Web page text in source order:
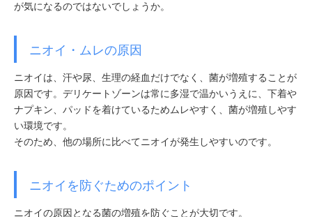
が気になるのではないでしょうか。
ニオイ・ムレの原因
ニオイは、汗や尿、生理の経血だけでなく、菌が増殖することが
原因です。デリケートゾーンは常に多湿で温かいうえに、下着や
ナプキン、パッドを着けているためムレやすく、菌が増殖しやす
い環境です。
そのため、他の場所に比べてニオイが発生しやすいのです。
ニオイを防ぐためのポイント
ニオイの原因となる菌の増殖を防ぐことが大切です。